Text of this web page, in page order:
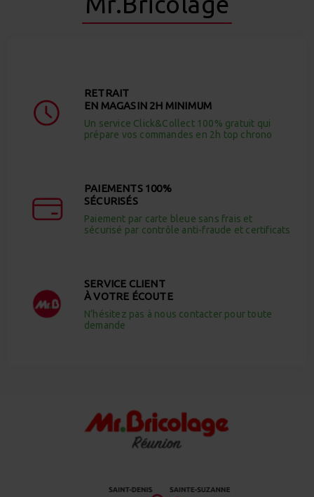
RETRAIT
EN MAGASIN 2H MINIMUM
Un service Click&Collect 100% gratuit qui
prépare vos commandes en 2h top chrono
PAIEMENTS 100%
SÉCURISÉS
Paiement par carte bleue sans frais et
sécurisé par contrôle anti-fraude et certificats
SERVICE CLIENT
À VOTRE ÉCOUTE
N’hésitez pas à nous contacter pour toute
demande